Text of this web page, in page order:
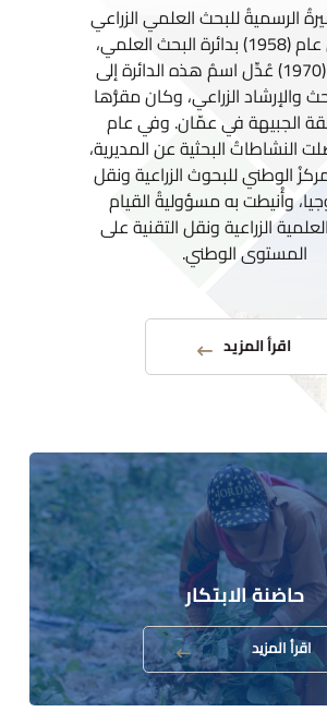
الرسميةُ للبحث العلمي الزراعي
في الأردن عام (1958) بدائرة البحث العلمي،
وفي عام (1970) عُدِّل اسمُ هذه الدائرة إلى
والإرشاد الزراعي، وكان مقرُّها
الجبيهة في عمّان. وفي عام
فُصِلت النشاطاتُ البحثية عن المديرية،
الوطني للبحوث الزراعية ونقل
وأُنيطت به مسؤوليةُ القيام
الزراعية ونقل التقنية على
المستوى الوطني.
اقرأ المزيد
حاضنة الابتكار
اقرأ المزيد